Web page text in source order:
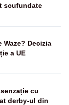
scufundate
Decizia
a UE
cu
derby-ul din